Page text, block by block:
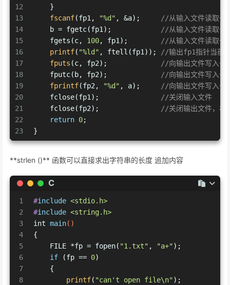
12
13
14
15
16
17
18
19
20
21
22
23
    }
fscanf(fp1, "%d" , &a);
//从输入文件读取一
    b = fgetc(fp1);
//从输入文件读取一
    fgets(c,
100, fp1);
//从输入文件读取一
printf( "%ld" , ftell(fp1));
//输出fp1指针当前
fputs (c, fp2);
//向输出文件写入一
    fputc(b, fp2);
//向输出文件写入一
fprintf(fp2, "%d" , a);
//向输出文件写入一
    fclose(fp1);
//关闭输入文件
    fclose(fp2);
//关闭输出文件，相
return 0;
}
**strlen ()** 函数可以直接求出字符串的长度 追加内容
C
1
2
3
4
5
6
7
8
#include <stdio.h>
#include <string.h>
int main()
{
    FILE *fp = fopen(
"1.txt" , "a+");
if (fp == 0)
    {
printf( "can't open file\n");